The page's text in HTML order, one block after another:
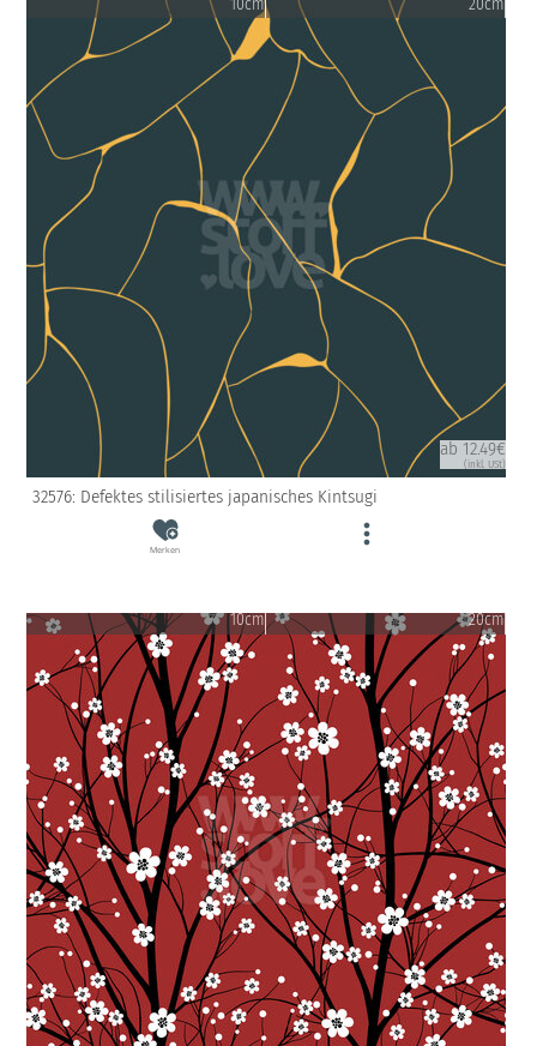
10cm 20cm
ab 12.49€
(inkl. USt)
32576: Defektes stilisiertes japanisches Kintsugi
Merken
10cm 20cm